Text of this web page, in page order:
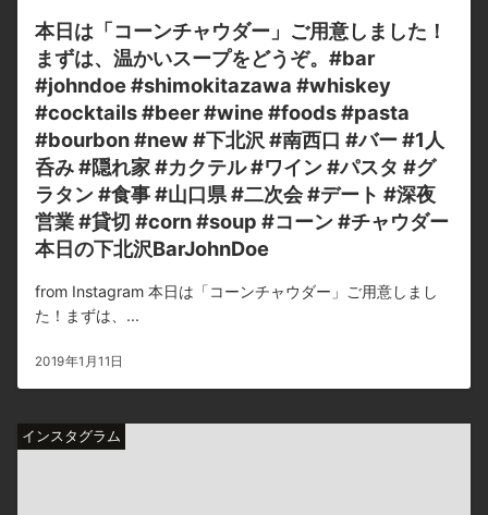
本日は「コーンチャウダー」ご用意しました！
まずは、温かいスープをどうぞ。#bar
#johndoe #shimokitazawa #whiskey
#cocktails #beer #wine #foods #pasta
#bourbon #new #下北沢 #南西口 #バー #1人
呑み #隠れ家 #カクテル #ワイン #パスタ #グ
ラタン #食事 #山口県 #二次会 #デート #深夜
営業 #貸切 #corn #soup #コーン #チャウダー
本日の下北沢BarJohnDoe
from Instagram 本日は「コーンチャウダー」ご用意しまし
た！まずは、...
2019年1月11日
インスタグラム